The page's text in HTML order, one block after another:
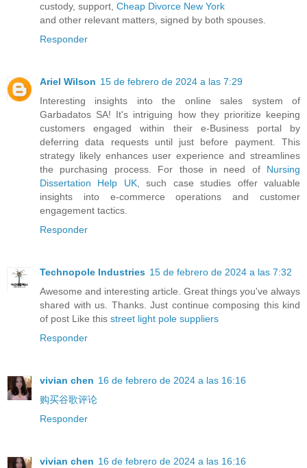
custody, support, Cheap Divorce New York
and other relevant matters, signed by both spouses.
Responder
Ariel Wilson 15 de febrero de 2024 a las 7:29
Interesting insights into the online sales system of
Garbadatos SA! It's intriguing how they prioritize keeping
customers engaged within their e-Business portal by
deferring data requests until just before payment. This
strategy likely enhances user experience and streamlines
the purchasing process. For those in need of Nursing
Dissertation Help UK, such case studies offer valuable
insights into e-commerce operations and customer
engagement tactics.
Responder
Technopole Industries 15 de febrero de 2024 a las 7:32
Awesome and interesting article. Great things you've always
shared with us. Thanks. Just continue composing this kind
of post Like this street light pole suppliers
Responder
vivian chen 16 de febrero de 2024 a las 16:16
购买谷歌评论
Responder
vivian chen 16 de febrero de 2024 a las 16:16